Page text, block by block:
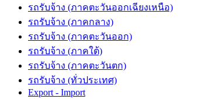
รถรับจ้าง (ภาคตะวันออกเฉียงเหนือ)
รถรับจ้าง (ภาคกลาง)
รถรับจ้าง (ภาคตะวันออก)
รถรับจ้าง (ภาคใต้)
รถรับจ้าง (ภาคตะวันตก)
รถรับจ้าง (ทั่วประเทศ)
Export - Import